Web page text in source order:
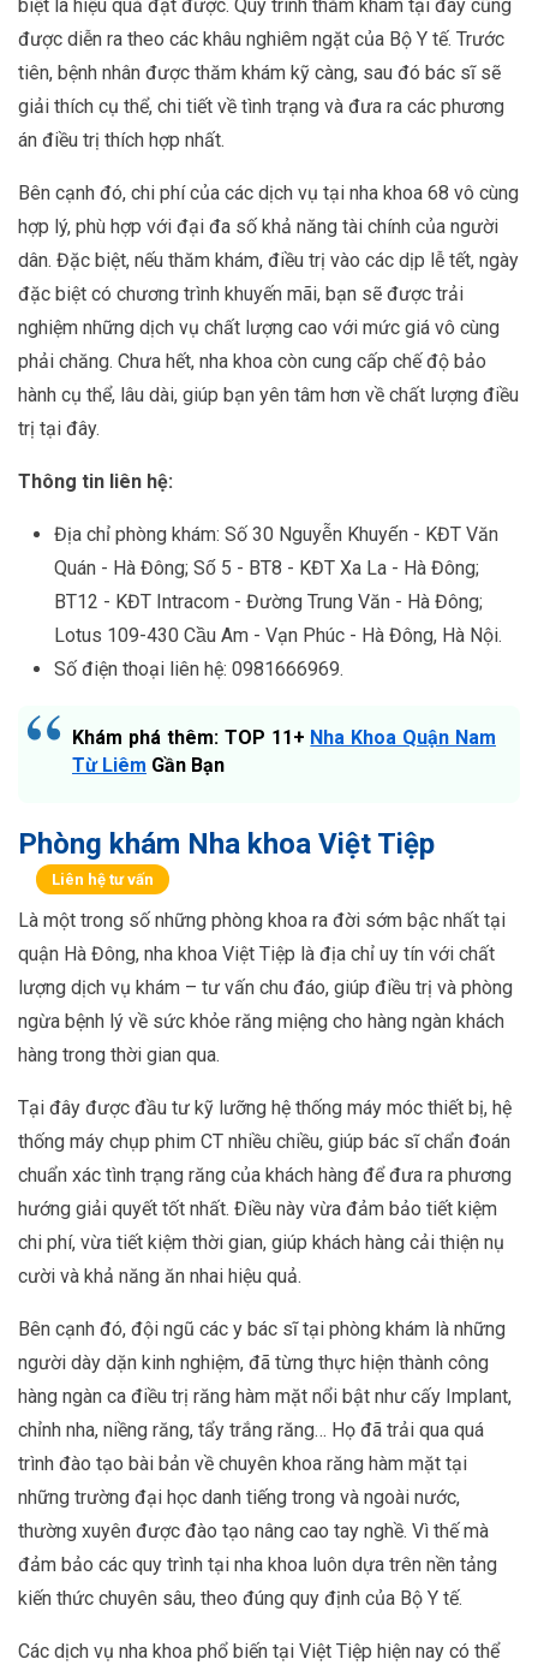
biệt là hiệu quả đạt được. Quy trình thăm khám tại đây cũng
được diễn ra theo các khâu nghiêm ngặt của Bộ Y tế. Trước
tiên, bệnh nhân được thăm khám kỹ càng, sau đó bác sĩ sẽ
giải thích cụ thể, chi tiết về tình trạng và đưa ra các phương
án điều trị thích hợp nhất.
Bên cạnh đó, chi phí của các dịch vụ tại nha khoa 68 vô cùng
hợp lý, phù hợp với đại đa số khả năng tài chính của người
dân. Đặc biệt, nếu thăm khám, điều trị vào các dịp lễ tết, ngày
đặc biệt có chương trình khuyến mãi, bạn sẽ được trải
nghiệm những dịch vụ chất lượng cao với mức giá vô cùng
phải chăng. Chưa hết, nha khoa còn cung cấp chế độ bảo
hành cụ thể, lâu dài, giúp bạn yên tâm hơn về chất lượng điều
trị tại đây.
Thông tin liên hệ:
Địa chỉ phòng khám: Số 30 Nguyễn Khuyến - KĐT Văn
Quán - Hà Đông; Số 5 - BT8 - KĐT Xa La - Hà Đông;
BT12 - KĐT Intracom - Đường Trung Văn - Hà Đông;
Lotus 109-430 Cầu Am - Vạn Phúc - Hà Đông, Hà Nội.
Số điện thoại liên hệ: 0981666969.
Khám phá thêm: TOP 11+ Nha Khoa Quận Nam
Từ Liêm Gần Bạn
Phòng khám Nha khoa Việt Tiệp
Liên hệ tư vấn
Là một trong số những phòng khoa ra đời sớm bậc nhất tại
quận Hà Đông, nha khoa Việt Tiệp là địa chỉ uy tín với chất
lượng dịch vụ khám – tư vấn chu đáo, giúp điều trị và phòng
ngừa bệnh lý về sức khỏe răng miệng cho hàng ngàn khách
hàng trong thời gian qua.
Tại đây được đầu tư kỹ lưỡng hệ thống máy móc thiết bị, hệ
thống máy chụp phim CT nhiều chiều, giúp bác sĩ chẩn đoán
chuẩn xác tình trạng răng của khách hàng để đưa ra phương
hướng giải quyết tốt nhất. Điều này vừa đảm bảo tiết kiệm
chi phí, vừa tiết kiệm thời gian, giúp khách hàng cải thiện nụ
cười và khả năng ăn nhai hiệu quả.
Bên cạnh đó, đội ngũ các y bác sĩ tại phòng khám là những
người dày dặn kinh nghiệm, đã từng thực hiện thành công
hàng ngàn ca điều trị răng hàm mặt nổi bật như cấy Implant,
chỉnh nha, niềng răng, tẩy trắng răng… Họ đã trải qua quá
trình đào tạo bài bản về chuyên khoa răng hàm mặt tại
những trường đại học danh tiếng trong và ngoài nước,
thường xuyên được đào tạo nâng cao tay nghề. Vì thế mà
đảm bảo các quy trình tại nha khoa luôn dựa trên nền tảng
kiến thức chuyên sâu, theo đúng quy định của Bộ Y tế.
Các dịch vụ nha khoa phổ biến tại Việt Tiệp hiện nay có thể